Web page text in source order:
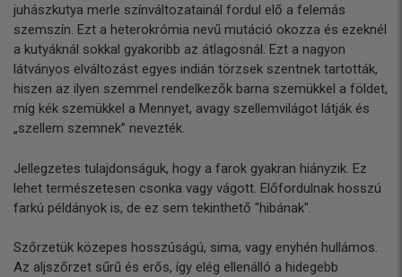
juhászkutya merle színváltozatainál fordul elő a felemás
szemszín. Ezt a heterokrómia nevű mutáció okozza és ezeknél
a kutyáknál sokkal gyakoribb az átlagosnál. Ezt a nagyon
látványos elváltozást egyes indián törzsek szentnek tartották,
hiszen az ilyen szemmel rendelkezők barna szemükkel a földet,
míg kék szemükkel a Mennyet, avagy szellemvilágot látják és
„szellem szemnek” nevezték.
Jellegzetes tulajdonságuk, hogy a farok gyakran hiányzik. Ez
lehet természetesen csonka vagy vágott. Előfordulnak hosszú
farkú példányok is, de ez sem tekinthető "hibának".
Szőrzetük közepes hosszúságú, sima, vagy enyhén hullámos.
Az aljszőrzet sűrű és erős, így elég ellenálló a hidegebb